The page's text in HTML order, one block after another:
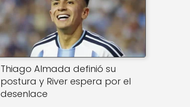
Thiago Almada definió su
postura y River espera por el
desenlace